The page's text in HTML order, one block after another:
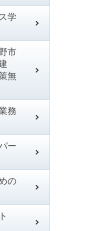
学
市
無
務
ー
の